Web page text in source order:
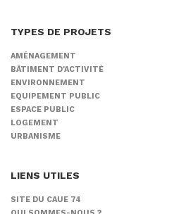
TYPES DE PROJETS
AMÉNAGEMENT
BÂTIMENT D'ACTIVITÉ
ENVIRONNEMENT
EQUIPEMENT PUBLIC
ESPACE PUBLIC
LOGEMENT
URBANISME
LIENS UTILES
SITE DU CAUE 74